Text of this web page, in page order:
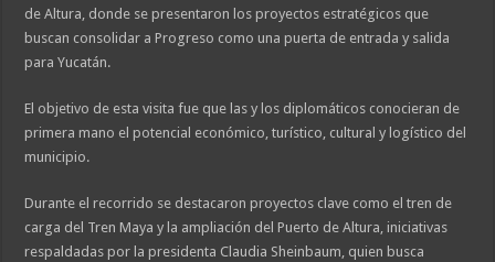
de Altura, donde se presentaron los proyectos estratégicos que
buscan consolidar a Progreso como una puerta de entrada y salida
para Yucatán.
El objetivo de esta visita fue que las y los diplomáticos conocieran de
primera mano el potencial económico, turístico, cultural y logístico del
municipio.
Durante el recorrido se destacaron proyectos clave como el tren de
carga del Tren Maya y la ampliación del Puerto de Altura, iniciativas
respaldadas por la presidenta Claudia Sheinbaum, quien busca